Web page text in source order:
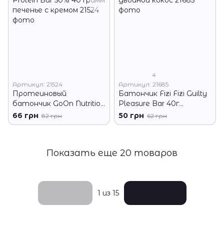
Артикул: 21524
Протеиновый
батончик GoOn Nutrition
Protein Bar 50% 40 грамм
печенье с кремом
66 грн 82 грн
4
Артикул: 21685
Батончик Fizi Fizi Guilty
Pleasure Bar 40г
двойной кокос
50 грн 62 грн
Показать еще 20 товаров
1 из 15